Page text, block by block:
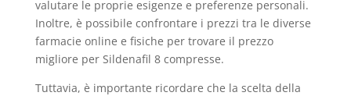
valutare le proprie esigenze e preferenze personali.
Inoltre, è possibile confrontare i prezzi tra le diverse
farmacie online e fisiche per trovare il prezzo
migliore per Sildenafil 8 compresse.
Tuttavia, è importante ricordare che la scelta della